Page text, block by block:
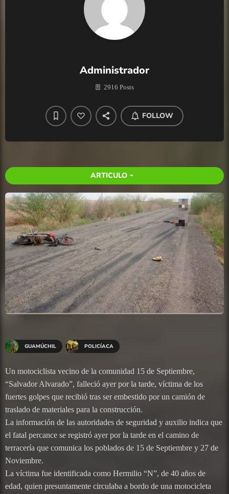
Administrador
2916 Posts
FOLLOW
ARTICULO arrow_drop_down
GUAMÚCHIL POLICÍACA
Un motociclista vecino de la comunidad 15 de Septiembre,
“Salvador Alvarado”, falleció ayer por la tarde, víctima de los
fuertes golpes que recibió tras ser embestido por un camión de
traslado de materiales para la construcción.
La información de las autoridades de seguridad y auxilio indica que
el fatal percance se registró ayer por la tarde en el camino de
terracería que comunica los poblados de 15 de Septiembre y 27 de
Noviembre.
La víctima fue identificada como Hermilio “N”, de 40 años de
edad, quien presuntamente circulaba a bordo de una motocicleta